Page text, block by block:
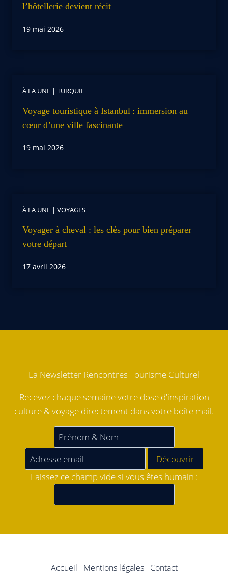
l’hôtellerie devient récit
19 mai 2026
À LA UNE | TURQUIE
Voyage touristique à Istanbul : immersion au
cœur d’une ville fascinante
19 mai 2026
À LA UNE | VOYAGES
Voyager à cheval : les clés pour bien préparer
votre départ
17 avril 2026
La Newsletter Rencontres Tourisme Culturel
Recevez chaque semaine votre dose d'inspiration
culture & voyage directement dans votre boîte mail.
Laissez ce champ vide si vous êtes humain :
Accueil Mentions légales Contact